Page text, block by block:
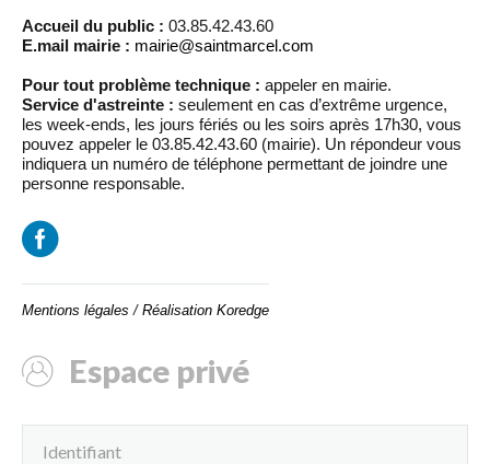
Accueil du public : 03.85.42.43.60
E.mail mairie : mairie@saintmarcel.com
Pour tout problème technique : appeler en mairie.
Service d'astreinte : seulement en cas d’extrême urgence,
les week-ends, les jours fériés ou les soirs après 17h30, vous
pouvez appeler le 03.85.42.43.60 (mairie). Un répondeur vous
indiquera un numéro de téléphone permettant de joindre une
personne responsable.
Mentions légales / Réalisation Koredge
Espace privé